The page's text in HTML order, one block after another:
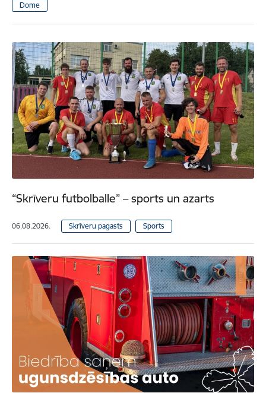
Dome
“Skrīveru futbolballe” – sports un azarts
06.08.2026. Skrīveru pagasts Sports